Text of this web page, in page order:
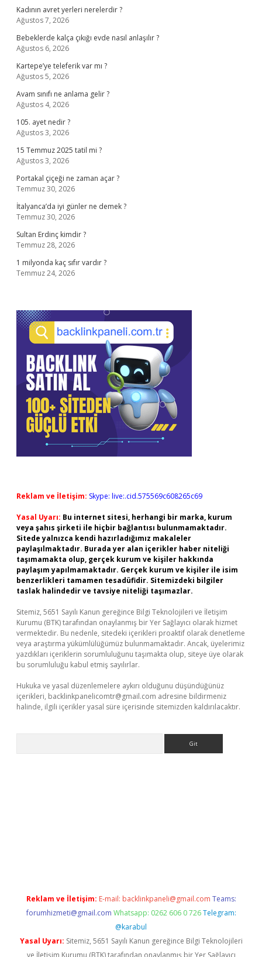
Kadının avret yerleri nerelerdir ?
Ağustos 7, 2026
Bebeklerde kalça çıkığı evde nasıl anlaşılır ?
Ağustos 6, 2026
Kartepe’ye teleferik var mı ?
Ağustos 5, 2026
Avam sınıfı ne anlama gelir ?
Ağustos 4, 2026
105. ayet nedir ?
Ağustos 3, 2026
15 Temmuz 2025 tatil mi ?
Ağustos 3, 2026
Portakal çiçeği ne zaman açar ?
Temmuz 30, 2026
İtalyanca’da iyi günler ne demek ?
Temmuz 30, 2026
Sultan Erdinç kimdir ?
Temmuz 28, 2026
1 milyonda kaç sıfır vardır ?
Temmuz 24, 2026
Reklam ve İletişim: Skype: live:.cid.575569c608265c69
Yasal Uyarı: Bu internet sitesi, herhangi bir marka, kurum
veya şahıs şirketi ile hiçbir bağlantısı bulunmamaktadır.
Sitede yalnızca kendi hazırladığımız makaleler
paylaşılmaktadır. Burada yer alan içerikler haber niteliği
taşımamakta olup, gerçek kurum ve kişiler hakkında
paylaşım yapılmamaktadır. Gerçek kurum ve kişiler ile isim
benzerlikleri tamamen tesadüfidir. Sitemizdeki bilgiler
taslak halindedir ve tavsiye niteliği taşımazlar.
Sitemiz, 5651 Sayılı Kanun gereğince Bilgi Teknolojileri ve İletişim
Kurumu (BTK) tarafından onaylanmış bir Yer Sağlayıcı olarak hizmet
vermektedir. Bu nedenle, sitedeki içerikleri proaktif olarak denetleme
veya araştırma yükümlülüğümüz bulunmamaktadır. Ancak, üyelerimiz
yazdıkları içeriklerin sorumluluğunu taşımakta olup, siteye üye olarak
bu sorumluluğu kabul etmiş sayılırlar.
Hukuka ve yasal düzenlemelere aykırı olduğunu düşündüğünüz
içerikleri, backlinkpanelicomtr@gmail.com adresine bildirmeniz
halinde, ilgili içerikler yasal süre içerisinde sitemizden kaldırılacaktır.
Reklam ve İletişim: E-mail: backlinkpaneli@gmail.com Teams:
forumhizmeti@gmail.com Whatsapp: 0262 606 0 726 Telegram:
@karabul
Yasal Uyarı: Sitemiz, 5651 Sayılı Kanun gereğince Bilgi Teknolojileri
ve İletişim Kurumu (BTK) tarafından onaylanmış bir Yer Sağlayıcı